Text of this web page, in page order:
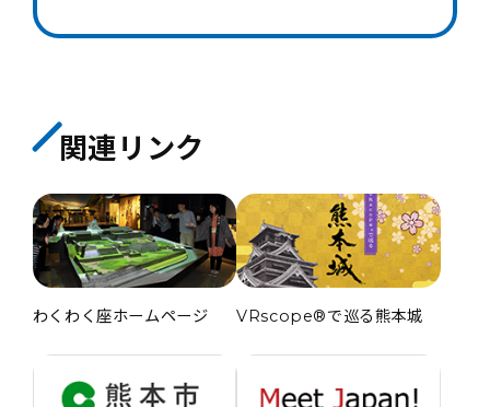
関連リンク
わくわく座ホームページ VRscope®で巡る熊本城